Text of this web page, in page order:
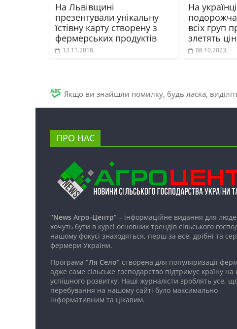
На Львівщині
презентували унікальну
їстівну карту створену з
фермерських продуктів
12.11.2018
На
всіх груп
злетять
08.10.2023
Якщо ви знайшли помилку, будь ласка,
ПРО НАС
“News Агро-Центр” – інформаційне видання для
хочуть бути в курсі основних трендів сільського
нашому фокусі знаходяться, перш за все, дрібні та
фермери України.
Програма “Ля Село” створена для популяризації
адже саме сільське господарство підтримує країну
успішного розвитку. Наші журналісти зроблять усе,
перебування на нашому сайті було максимально
інформативним та цікавим.